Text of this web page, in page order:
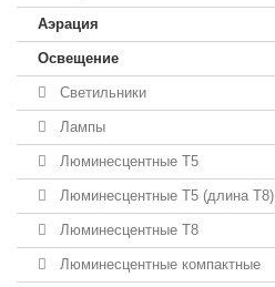
Аэрация
Освещение
Светильники
Лампы
Люминесцентные T5
Люминесцентные T5 (длина T8)
Люминесцентные T8
Люминесцентные компактные